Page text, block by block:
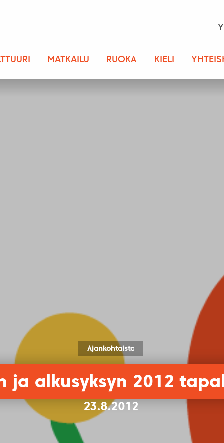
MATKAILU RUOKA KIELI
Ajankohtaista
ja alkusyksyn 2012
23.8.2012